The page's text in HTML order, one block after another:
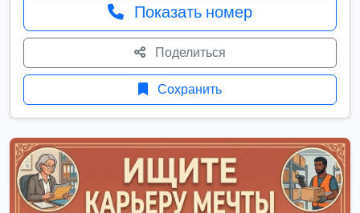
Показать номер
Поделиться
Сохранить